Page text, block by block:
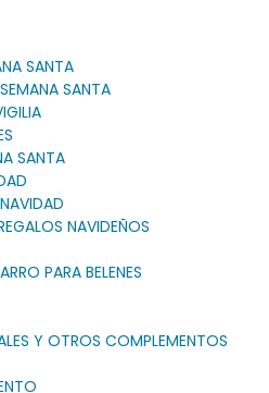
SANTA
SANTA
SANTA
NAVIDEÑOS
PARA BELENES
Y OTROS COMPLEMENTOS